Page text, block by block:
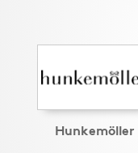
Hunkemöller